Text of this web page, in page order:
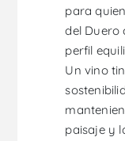
para
del Duero
perfil
Un vino
paisaje y